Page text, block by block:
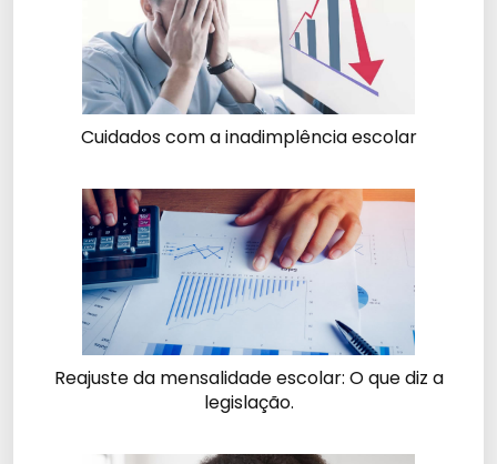
Cuidados com a inadimplência escolar
Reajuste da mensalidade escolar: O que diz a
legislação.